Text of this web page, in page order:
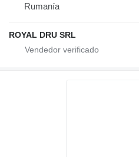
Rumanía
ROYAL DRU SRL